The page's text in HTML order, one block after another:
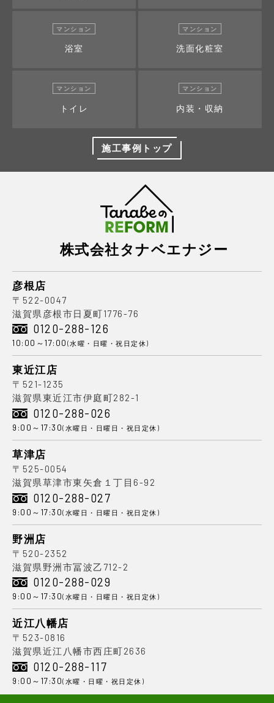
マンション
浴室
マンション
洗面化粧室
マンション
トイレ
マンション
内装・収納
施工事例トップ
株式会社タナベエナジー
彦根店
〒522-0047
滋賀県彦根市日夏町1776-76
0120-288-126
10:00～17:00 (水曜・日曜・祝日定休)
東近江店
〒521-1235
滋賀県東近江市伊庭町282-1
0120-288-026
9:00～17:30(水曜日・日曜日・祝日定休)
草津店
〒525-0054
滋賀県草津市東矢倉１丁目6-92
0120-288-027
9:00～17:30(水曜日・日曜日・祝日定休)
野洲店
〒520-2352
滋賀県野洲市冨波乙712-2
0120-288-029
9:00～17:30(水曜日・日曜日・祝日定休)
近江八幡店
〒523-0816
滋賀県近江八幡市西庄町2636
0120-288-117
9:00～17:30(水曜・日曜・祝日定休)